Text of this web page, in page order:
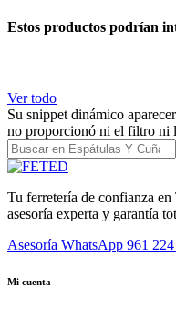
Estos productos podrían
Ver todo
Su snippet dinámico
no proporcionó ni el filtro ni
Tu ferretería de confianza
asesoría experta y garantía
Asesoría WhatsApp 961
Mi cuenta